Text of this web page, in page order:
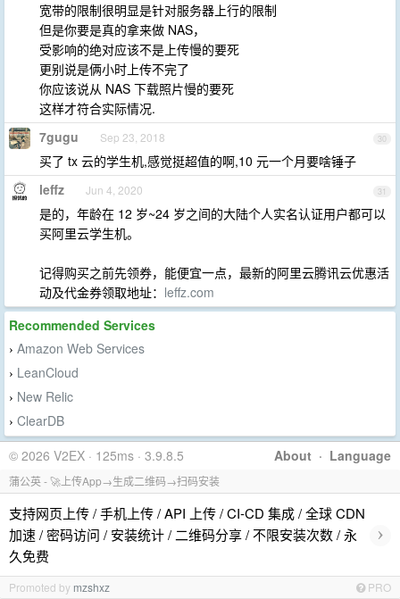
宽带的限制很明显是针对服务器上行的限制
但是你要是真的拿来做 NAS，
受影响的绝对应该不是上传慢的要死
更别说是俩小时上传不完了
你应该说从 NAS 下载照片慢的要死
这样才符合实际情况.
30
7gugu Sep 23, 2018
买了 tx 云的学生机,感觉挺超值的啊,10 元一个月要啥锤子
31
leffz Jun 4, 2020
是的，年龄在 12 岁~24 岁之间的大陆个人实名认证用户都可以
买阿里云学生机。
记得购买之前先领券，能便宜一点，最新的阿里云腾讯云优惠活
动及代金券领取地址： leffz.com
Recommended Services
› Amazon Web Services
› LeanCloud
› New Relic
› ClearDB
About · Language
© 2026 V2EX · 125ms · 3.9.8.5
蒲公英 - 🚀上传App→生成二维码→扫码安装
支持网页上传 / 手机上传 / API 上传 / CI-CD 集成 / 全球 CDN
加速 / 密码访问 / 安装统计 / 二维码分享 / 不限安装次数 / 永
久免费
›
Promoted by mzshxz PRO